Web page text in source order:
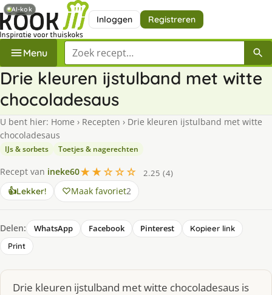
Inloggen Registreren
Menu Zoek een recept
Drie kleuren ijstulband met witte
chocoladesaus
U bent hier: Home › Recepten › Drie kleuren ijstulband met witte
chocoladesaus
IJs & sorbets Toetjes & nagerechten
Recept van ineke60★★☆☆☆
2.25 (4)
👍Lekker! Maak favoriet2
Delen: WhatsApp Facebook Pinterest
Kopieer link
Print
Drie kleuren ijstulband met witte chocoladesaus is
AI-kok